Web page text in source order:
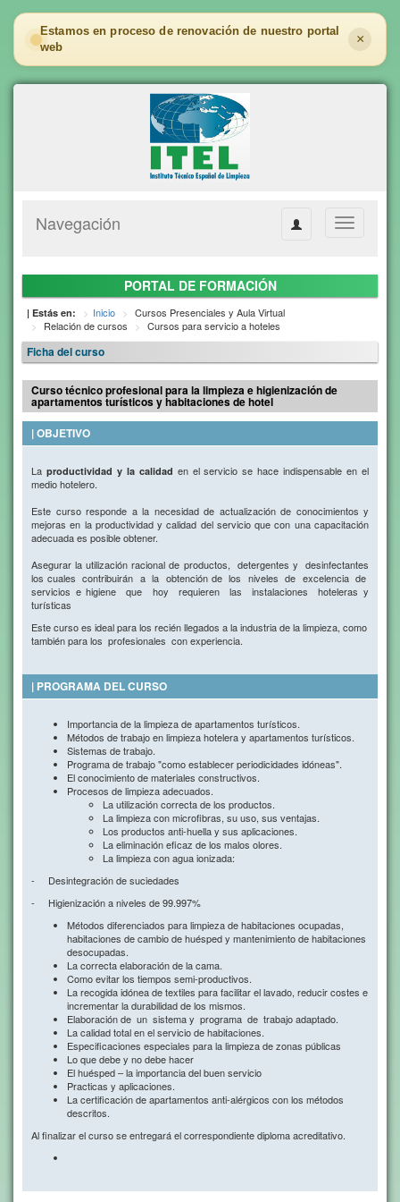
Estamos en proceso de renovación de nuestro portal
web
×
Toggle
Navegación
PORTAL DE FORMACIÓN
| Estás en: Inicio
Cursos Presenciales y Aula Virtual
Relación de cursos
Cursos para servicio a hoteles
Ficha del curso
Curso técnico profesional para la limpieza e higienización de
apartamentos turísticos y habitaciones de hotel
| OBJETIVO
La productividad y la calidad en el servicio se hace indispensable en el
medio hotelero.
Este curso responde a la necesidad de actualización de conocimientos y
mejoras en la productividad y calidad del servicio que con una capacitación
adecuada es posible obtener.
Asegurar la utilización racional de productos, detergentes y desinfectantes
los cuales contribuirán a la obtención de los niveles de excelencia de
servicios e higiene que hoy requieren las instalaciones hoteleras y
turísticas
Este curso es ideal para los recién llegados a la industria de la limpieza, como
también para los profesionales con experiencia.
| PROGRAMA DEL CURSO
Importancia de la limpieza de apartamentos turísticos.
Métodos de trabajo en limpieza hotelera y apartamentos turísticos.
Sistemas de trabajo.
Programa de trabajo "como establecer periodicidades idóneas".
El conocimiento de materiales constructivos.
Procesos de limpieza adecuados.
La utilización correcta de los productos.
La limpieza con microfibras, su uso, sus ventajas.
Los productos anti-huella y sus aplicaciones.
La eliminación eficaz de los malos olores.
La limpieza con agua ionizada:
- Desintegración de suciedades
- Higienización a niveles de 99.997%
Métodos diferenciados para limpieza de habitaciones ocupadas,
habitaciones de cambio de huésped y mantenimiento de habitaciones
desocupadas.
La correcta elaboración de la cama.
Como evitar los tiempos semi-productivos.
La recogida idónea de textiles para facilitar el lavado, reducir costes e
incrementar la durabilidad de los mismos.
Elaboración de un sistema y programa de trabajo adaptado.
La calidad total en el servicio de habitaciones.
Especificaciones especiales para la limpieza de zonas públicas
Lo que debe y no debe hacer
El huésped – la importancia del buen servicio
Practicas y aplicaciones.
La certificación de apartamentos anti-alérgicos con los métodos
descritos.
Al finalizar el curso se entregará el correspondiente diploma acreditativo.